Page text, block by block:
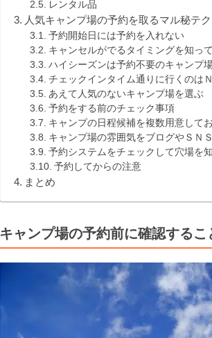
レンタル品
人気キャンプ場の予約を取るマル秘テ
予約開始日には予約を入れない
キャンセルがでるタイミングを知っ
ハイシーズンは予約不要のキャンプ
チェックインタイム通りに行くのは
あえて人気のないキャンプ場を選ぶ
予約をする前のチェック事項
キャンプの日程候補を複数用意して
キャンプ場の雰囲気をブログやＳＮ
予約システムをチェックして穴場を
予約してからの注意
まとめ
キャンプ場の予約前に確認するこ